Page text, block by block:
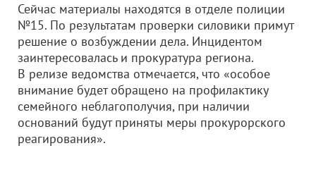
Сейчас материалы находятся в отделе полиции
№15. По результатам проверки силовики примут
решение о возбуждении дела. Инцидентом
заинтересовалась и прокуратура региона.
В релизе ведомства отмечается, что «особое
внимание будет обращено на профилактику
семейного неблагополучия, при наличии
оснований будут приняты меры прокурорского
реагирования».